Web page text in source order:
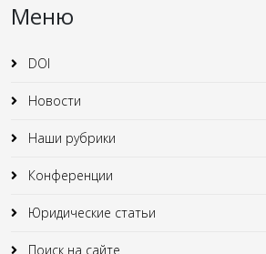
Меню
DOI
Новости
Наши рубрики
Конференции
Юридические статьи
Поиск на сайте